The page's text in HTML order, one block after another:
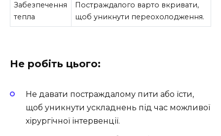
Забезпечення
тепла
Постраждалого варто вкривати,
щоб уникнути переохолодження.
Не робіть цього:
Не давати постраждалому пити або їсти,
щоб уникнути ускладнень під час можливої
хірургічної інтервенції.